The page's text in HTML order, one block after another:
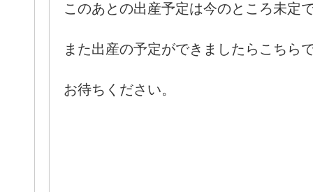
このあとの出産予定は今のところ未定
また出産の予定ができましたらこちら
お待ちください。